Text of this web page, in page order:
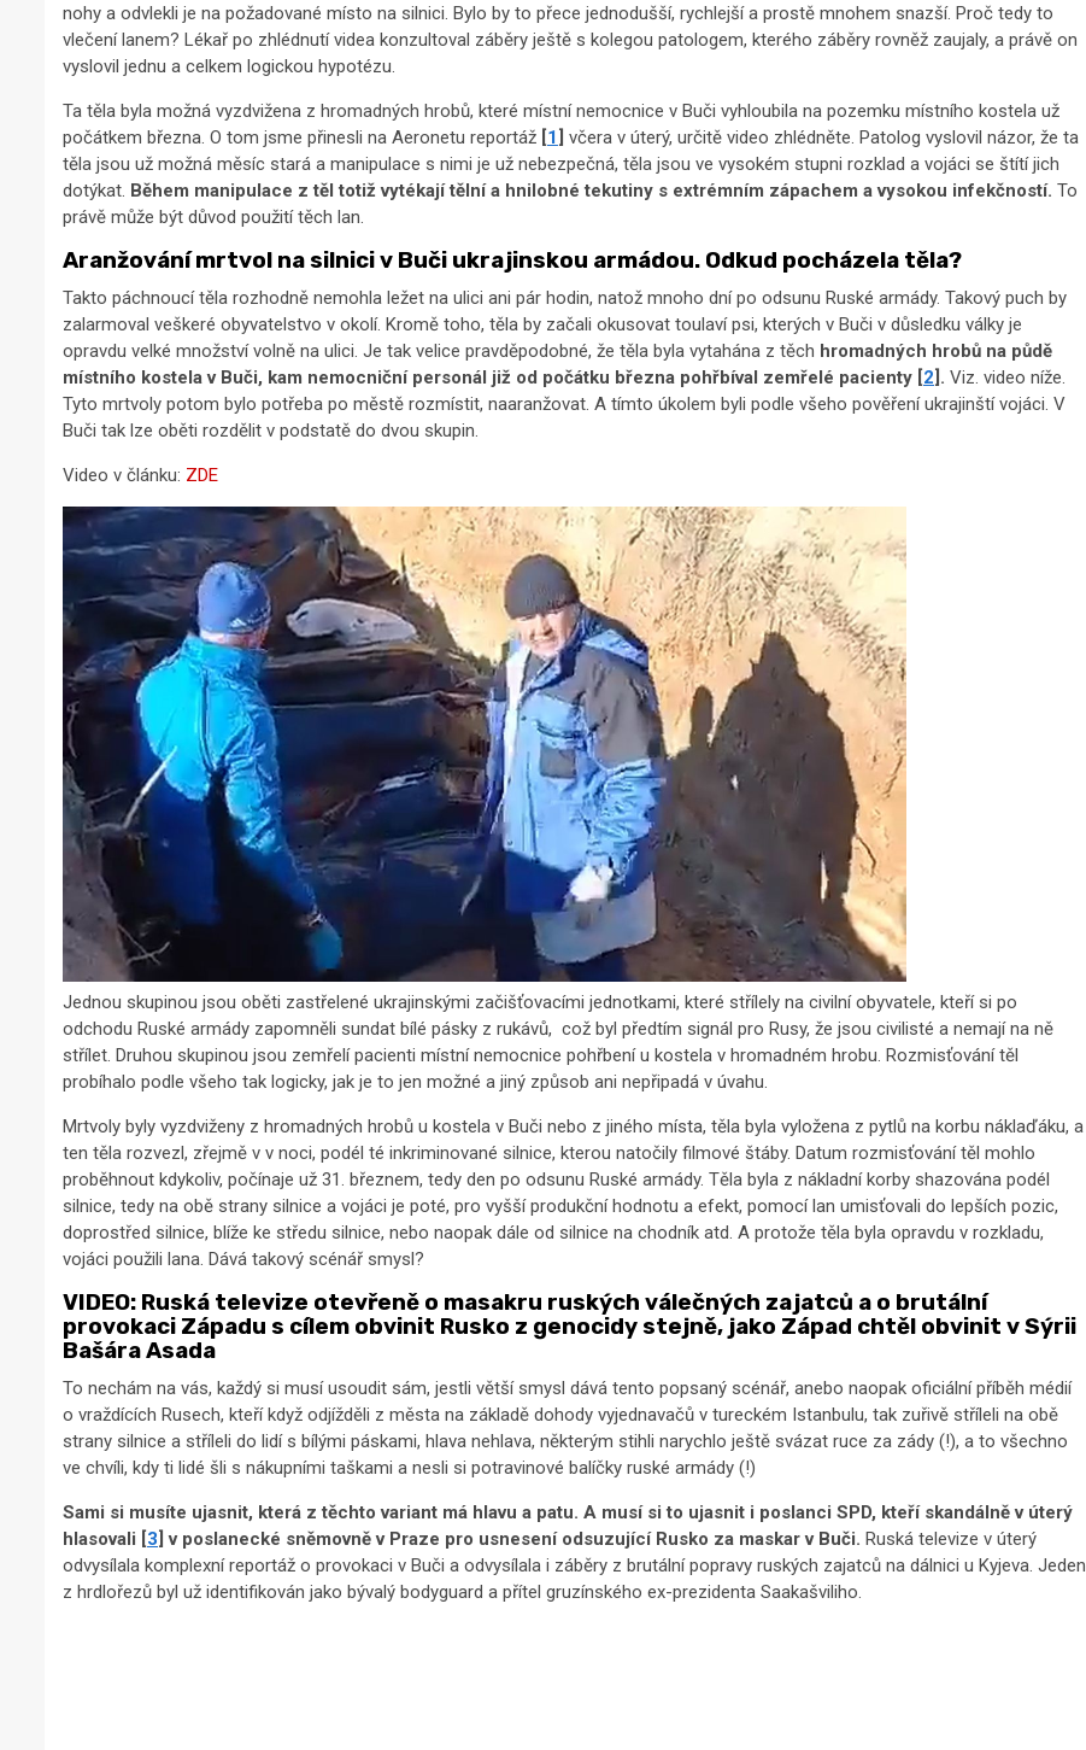
nohy a odvlekli je na požadované místo na silnici. Bylo by to přece jednodušší, rychlejší a prostě mnohem snazší. Proč tedy to
vlečení lanem? Lékař po zhlédnutí videa konzultoval záběry ještě s kolegou patologem, kterého záběry rovněž zaujaly, a právě on
vyslovil jednu a celkem logickou hypotézu.
Ta těla byla možná vyzdvižena z hromadných hrobů, které místní nemocnice v Buči vyhloubila na pozemku místního kostela už
počátkem března. O tom jsme přinesli na Aeronetu reportáž [1] včera v úterý, určitě video zhlédněte. Patolog vyslovil názor, že ta
těla jsou už možná měsíc stará a manipulace s nimi je už nebezpečná, těla jsou ve vysokém stupni rozklad a vojáci se štítí jich
dotýkat. Během manipulace z těl totiž vytékají tělní a hnilobné tekutiny s extrémním zápachem a vysokou infekčností. To
právě může být důvod použití těch lan.
Aranžování mrtvol na silnici v Buči ukrajinskou armádou. Odkud pocházela těla?
Takto páchnoucí těla rozhodně nemohla ležet na ulici ani pár hodin, natož mnoho dní po odsunu Ruské armády. Takový puch by
zalarmoval veškeré obyvatelstvo v okolí. Kromě toho, těla by začali okusovat toulaví psi, kterých v Buči v důsledku války je
opravdu velké množství volně na ulici. Je tak velice pravděpodobné, že těla byla vytahána z těch hromadných hrobů na půdě
místního kostela v Buči, kam nemocniční personál již od počátku března pohřbíval zemřelé pacienty [2]. Viz. video níže.
Tyto mrtvoly potom bylo potřeba po městě rozmístit, naaranžovat. A tímto úkolem byli podle všeho pověření ukrajinští vojáci. V
Buči tak lze oběti rozdělit v podstatě do dvou skupin.
Video v článku: ZDE
Jednou skupinou jsou oběti zastřelené ukrajinskými začišťovacími jednotkami, které střílely na civilní obyvatele, kteří si po
odchodu Ruské armády zapomněli sundat bílé pásky z rukávů, což byl předtím signál pro Rusy, že jsou civilisté a nemají na ně
střílet. Druhou skupinou jsou zemřelí pacienti místní nemocnice pohřbení u kostela v hromadném hrobu. Rozmisťování těl
probíhalo podle všeho tak logicky, jak je to jen možné a jiný způsob ani nepřipadá v úvahu.
Mrtvoly byly vyzdviženy z hromadných hrobů u kostela v Buči nebo z jiného místa, těla byla vyložena z pytlů na korbu náklaďáku, a
ten těla rozvezl, zřejmě v v noci, podél té inkriminované silnice, kterou natočily filmové štáby. Datum rozmisťování těl mohlo
proběhnout kdykoliv, počínaje už 31. březnem, tedy den po odsunu Ruské armády. Těla byla z nákladní korby shazována podél
silnice, tedy na obě strany silnice a vojáci je poté, pro vyšší produkční hodnotu a efekt, pomocí lan umisťovali do lepších pozic,
doprostřed silnice, blíže ke středu silnice, nebo naopak dále od silnice na chodník atd. A protože těla byla opravdu v rozkladu,
vojáci použili lana. Dává takový scénář smysl?
VIDEO: Ruská televize otevřeně o masakru ruských válečných zajatců a o brutální
provokaci Západu s cílem obvinit Rusko z genocidy stejně, jako Západ chtěl obvinit v Sýrii
Bašára Asada
To nechám na vás, každý si musí usoudit sám, jestli větší smysl dává tento popsaný scénář, anebo naopak oficiální příběh médií
o vraždících Rusech, kteří když odjížděli z města na základě dohody vyjednavačů v tureckém Istanbulu, tak zuřivě stříleli na obě
strany silnice a stříleli do lidí s bílými páskami, hlava nehlava, některým stihli narychlo ještě svázat ruce za zády (!), a to všechno
ve chvíli, kdy ti lidé šli s nákupními taškami a nesli si potravinové balíčky ruské armády (!)
Sami si musíte ujasnit, která z těchto variant má hlavu a patu. A musí si to ujasnit i poslanci SPD, kteří skandálně v úterý
hlasovali [3] v poslanecké sněmovně v Praze pro usnesení odsuzující Rusko za maskar v Buči. Ruská televize v úterý
odvysílala komplexní reportáž o provokaci v Buči a odvysílala i záběry z brutální popravy ruských zajatců na dálnici u Kyjeva. Jeden
z hrdlořezů byl už identifikován jako bývalý bodyguard a přítel gruzínského ex-prezidenta Saakašviliho.